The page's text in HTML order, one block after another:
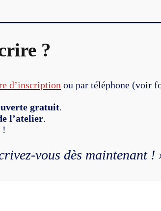
?
d’inscription ou par téléphone (voir
gratuit.
l’atelier.
!
vous dès maintenant !